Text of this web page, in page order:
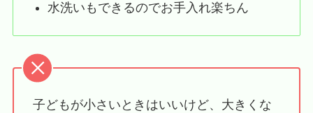
水洗いもできるのでお手入れ楽ちん
子どもが小さいときはいいけど、大きくな